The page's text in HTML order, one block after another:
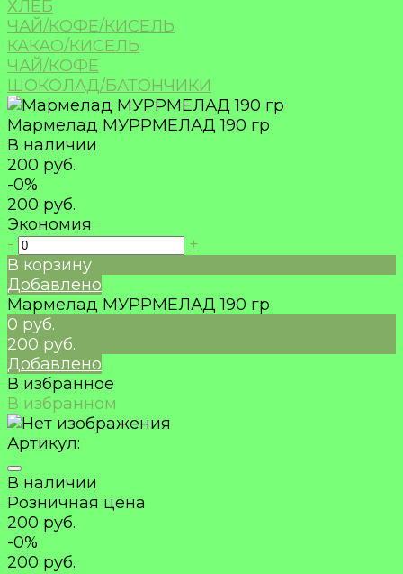
ХЛЕБ
ЧАЙ/КОФЕ/КИСЕЛЬ
КАКАО/КИСЕЛЬ
ЧАЙ/КОФЕ
ШОКОЛАД/БАТОНЧИКИ
Мармелад МУРРМЕЛАД 190 гр
В наличии
200 руб.
-0%
200 руб.
Экономия
-
+
В корзину
Добавлено
Мармелад МУРРМЕЛАД 190 гр
0 руб.
200 руб.
Добавлено
В избранное
В избранном
Артикул:
В наличии
Розничная цена
200 руб.
-0%
200 руб.